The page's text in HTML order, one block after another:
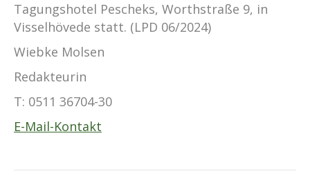
Tagungshotel Pescheks, Worthstraße 9, in
Visselhövede statt. (LPD 06/2024)
Wiebke Molsen
Redakteurin
T: 0511 36704-30
E-Mail-Kontakt